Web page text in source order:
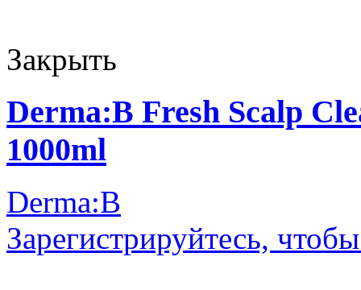
Закрыть
Derma:B Fresh Scalp
1000ml
Derma:B
Зарегистрируйтесь,